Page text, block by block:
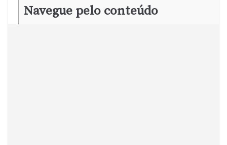
Navegue pelo conteúdo